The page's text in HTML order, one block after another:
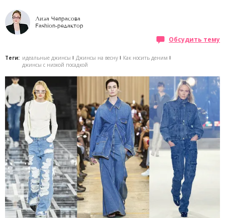
Лиза Чепрасова
Fashion-редактор
Обсудить тему
Теги: идеальные джинсы Джинсы на весну
Как носить деним
джинсы с низкой посадкой